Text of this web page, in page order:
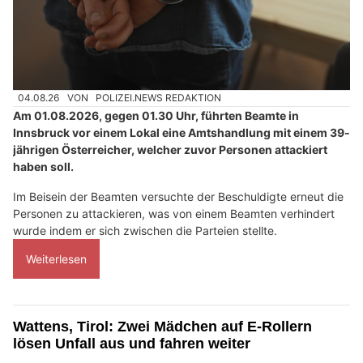
04.08.26 VON POLIZEI.NEWS REDAKTION
Am 01.08.2026, gegen 01.30 Uhr, führten Beamte in
Innsbruck vor einem Lokal eine Amtshandlung mit einem 39-
jährigen Österreicher, welcher zuvor Personen attackiert
haben soll.
Im Beisein der Beamten versuchte der Beschuldigte erneut die
Personen zu attackieren, was von einem Beamten verhindert
wurde indem er sich zwischen die Parteien stellte.
Weiterlesen
Wattens, Tirol: Zwei Mädchen auf E-Rollern
lösen Unfall aus und fahren weiter